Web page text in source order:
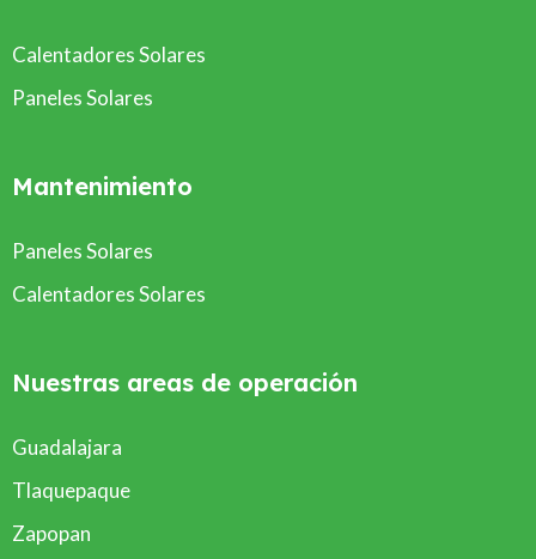
Calentadores Solares
Paneles Solares
Mantenimiento
Paneles Solares
Calentadores Solares
Nuestras areas de operación
Guadalajara
Tlaquepaque
Zapopan